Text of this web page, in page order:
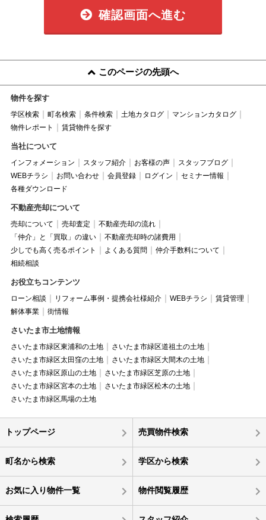
確認画面へ進む
このページの先頭へ
物件を探す
学区検索 町名検索 条件検索 土地カタログ
マンションカタログ
物件レポート
賃貸物件を探す
当社について
インフォメーション スタッフ紹介 お客様の声
スタッフブログ
WEBチラシ
お問い合わせ 会員登録 ログイン
セミナー情報
各種ダウンロード
不動産売却について
売却について 売却査定
不動産売却の流れ
「仲介」と「買取」の違い
不動産売却時の諸費用
少しでも高く売るポイント
よくある質問
仲介手数料について
相続相談
お役立ちコンテンツ
ローン相談 リフォーム事例・提携会社様紹介 WEBチラシ
賃貸管理
解体事業
街情報
さいたま市土地情報
さいたま市緑区東浦和の土地
さいたま市緑区道祖土の土地
さいたま市緑区太田窪の土地
さいたま市緑区大間木の土地
さいたま市緑区原山の土地
さいたま市緑区芝原の土地
さいたま市緑区宮本の土地
さいたま市緑区松木の土地
さいたま市緑区馬場の土地
トップページ 売買物件検索
町名から検索 学区から検索
お気に入り物件一覧 物件閲覧履歴